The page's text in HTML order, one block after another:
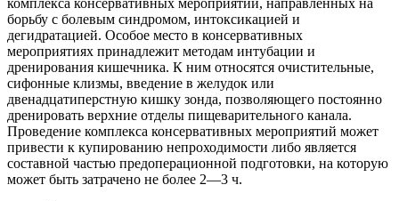
комплекса консервативных мероприятий, направленных на
борьбу с болевым синдромом, интоксикацией и
дегидратацией. Особое место в консервативных
мероприятиях принадлежит методам интубации и
дренирования кишечника. К ним относятся очистительные,
сифонные клизмы, введение в желудок или
двенадцатиперстную кишку зонда, позволяющего постоянно
дренировать верхние отделы пищеварительного канала.
Проведение комплекса консервативных мероприятий может
привести к купированию непроходимости либо является
составной частью предоперационной подготовки, на которую
может быть затрачено не более 2—3 ч.